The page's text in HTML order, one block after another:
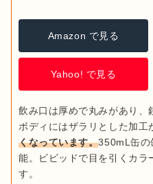
Amazon で見る
Yahoo! で見る
飲み口は厚めで丸みがあり、
ボディにはザラリとした加工
くなっています。350mL缶の
能。ビビッドで目を引くカラ